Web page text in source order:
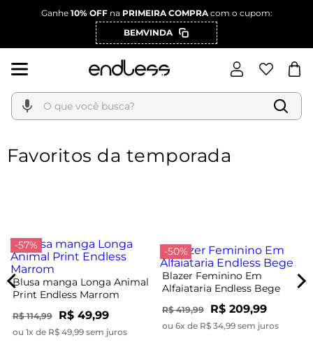
Ganhe 10% OFFna PRIMEIRA COMPRAcom o cupom:
BEMVINDA
O que você busca?
Favoritos da temporada
-57%
Blusa manga Longa Animal
Print Endless Marrom
R$ 114,99 R$ 49,99
ou 1x de R$ 49,99 sem juros
-50%
Blazer Feminino Em
Alfaiataria Endless Bege
R$ 419,99 R$ 209,99
ou 6x de R$ 34,99 sem juros